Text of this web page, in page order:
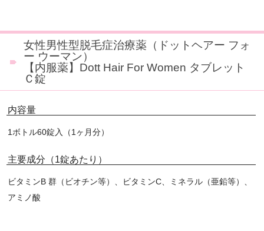
女性男性型脱毛症治療薬（ドットヘアー フォ
ー ウーマン）
【内服薬】Dott Hair For Women タブレット
Ｃ錠
内容量
1ボトル60錠入（1ヶ月分）
主要成分（1錠あたり）
ビタミンB 群（ビオチン等）、ビタミンC、ミネラル（亜鉛等）、
アミノ酸